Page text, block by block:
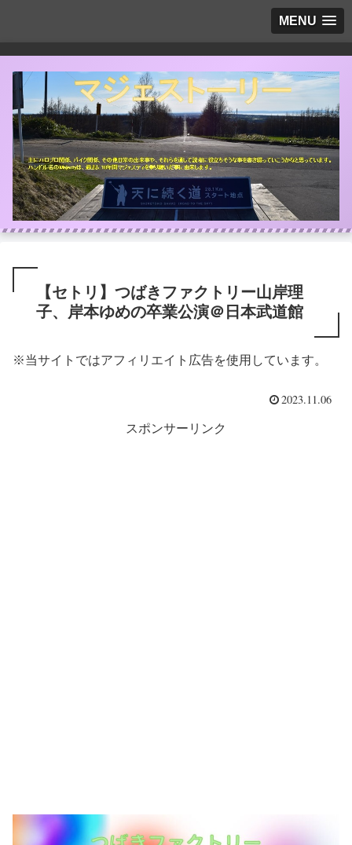
MENU
【セトリ】つばきファクトリー山岸理
子、岸本ゆめの卒業公演＠日本武道館
※当サイトではアフィリエイト広告を使用しています。
2023.11.06
スポンサーリンク